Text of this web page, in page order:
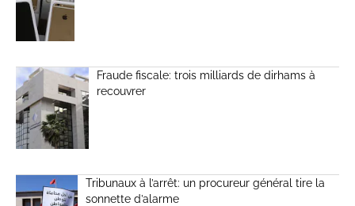
Fraude fiscale: trois milliards de dirhams à
recouvrer
Tribunaux à l’arrêt: un procureur général tire la
sonnette d’alarme